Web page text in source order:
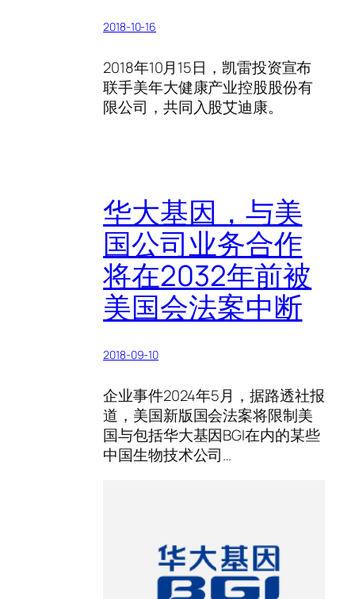
2018-10-16
2018年10月15日，凯雷投资宣布
联手美年大健康产业控股股份有
限公司，共同入股艾迪康。
华大基因，与美
国公司业务合作
将在2032年前被
美国会法案中断
2018-09-10
企业事件2024年5月，据路透社报
道，美国新版国会法案将限制美
国与包括华大基因BGI在内的某些
中国生物技术公司…